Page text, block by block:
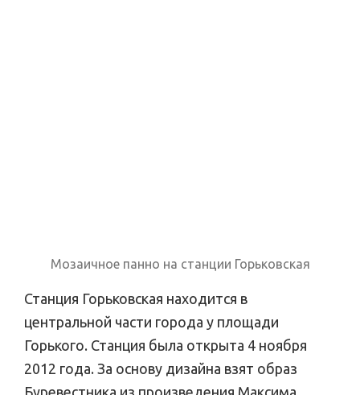
Мозаичное панно на станции Горьковская
Станция Горьковская находится в
центральной части города у площади
Горького. Станция была открыта 4 ноября
2012 года. За основу дизайна взят образ
Буревестника из произведения Максима